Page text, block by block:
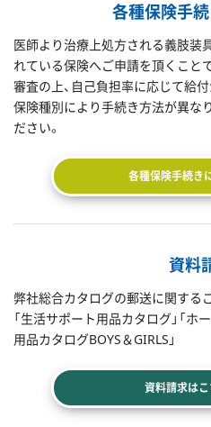
各種保険手
医師より治療上処方される義肢装
れている保険へご申請を頂くことで
審査の上、自己負担率に応じて給付
保険種別により手続き方法が異な
ださい。
各種保険手続き
資料
弊社総合カタログの郵送に関する
「生活サポート用品カタログ」「ホ
用品カタログBOYS＆GIRLS」
資料請求は